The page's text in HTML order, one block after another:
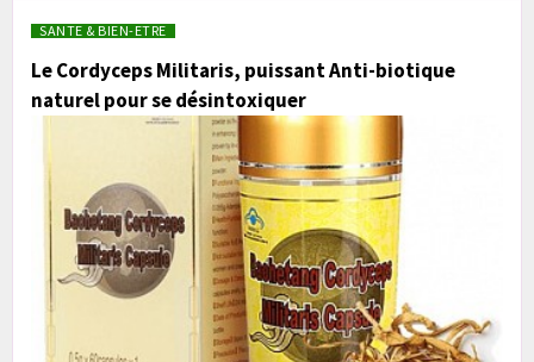
SANTE & BIEN-ETRE
Le Cordyceps Militaris, puissant Anti-biotique
naturel pour se désintoxiquer